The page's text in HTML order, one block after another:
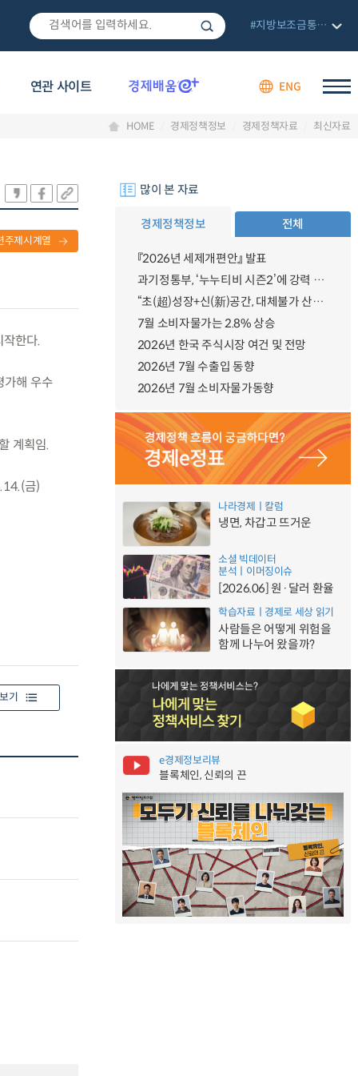
연관 사이트 ENG
#지방보조금통합관리망
HOME 경제정책정보 경제정책자료 최신자료
주제시계열
한다.
가해 우수
계획임.
금)
기
많이 본 자료
경제정책정보 전체
『2026년 세제개편안』 발표
과기정통부, ‘누누티비 시즌2’에 강력 대응 의지 밝혀
“초(超)성장+신(新)공간, 대체불가 산업강국”
7월 소비자물가는 2.8% 상승
2026년 한국 주식시장 여건 및 전망
2026년 7월 수출입 동향
2026년 7월 소비자물가동향
나라경제ㅣ칼럼
냉면, 차갑고 뜨거운
소셜 빅데이터
분석ㅣ이머징이슈
[2026.06] 원·달러 환율
학습자료ㅣ경제로 세상 읽기
사람들은 어떻게 위험을
함께 나누어 왔을까?
e경제정보리뷰
블록체인, 신뢰의 끈